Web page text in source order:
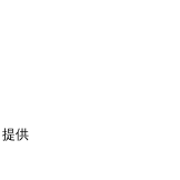
提供